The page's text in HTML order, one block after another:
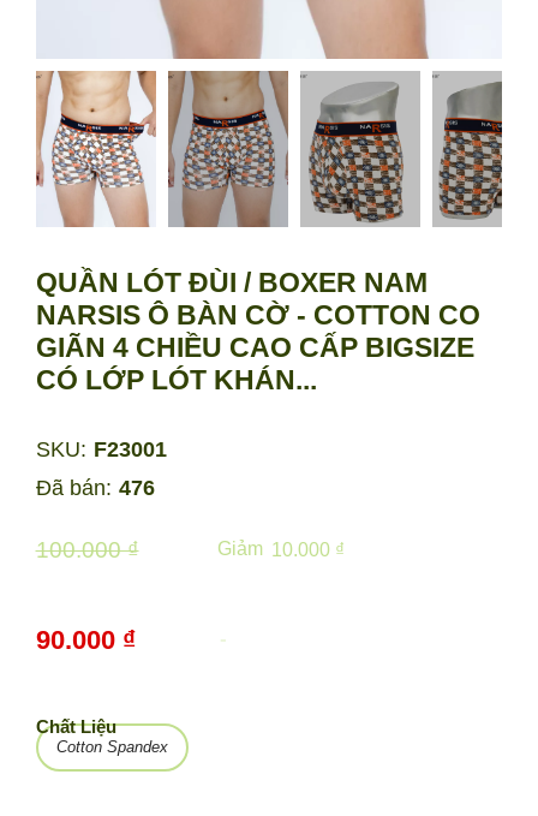
QUẦN LÓT ĐÙI / BOXER NAM
NARSIS Ô BÀN CỜ - COTTON CO
GIÃN 4 CHIỀU CAO CẤP BIGSIZE
CÓ LỚP LÓT KHÁN...
Đã bán: 476
Cotton Spandex
Chất Liệu
-
90.000 ₫
100.000 ₫ 10.000 ₫
Giảm
SKU: F23001